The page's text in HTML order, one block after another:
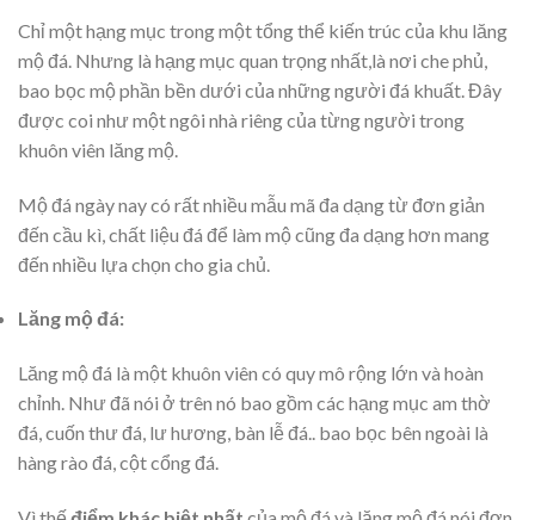
Chỉ một hạng mục trong một tổng thể kiến trúc của khu lăng
mộ đá. Nhưng là hạng mục quan trọng nhất,là nơi che phủ,
bao bọc mộ phần bền dưới của những người đá khuất. Đây
được coi như một ngôi nhà riêng của từng người trong
khuôn viên lăng mộ.
Mộ đá ngày nay có rất nhiều mẫu mã đa dạng từ đơn giản
đến cầu kì, chất liệu đá để làm mộ cũng đa dạng hơn mang
đến nhiều lựa chọn cho gia chủ.
Lăng mộ đá:
Lăng mộ đá là một khuôn viên có quy mô rộng lớn và hoàn
chỉnh. Như đã nói ở trên nó bao gồm các hạng mục am thờ
đá, cuốn thư đá, lư hương, bàn lễ đá.. bao bọc bên ngoài là
hàng rào đá, cột cổng đá.